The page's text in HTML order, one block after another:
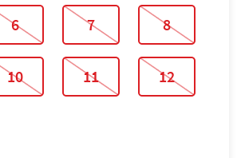
6 7 8
10 11 12